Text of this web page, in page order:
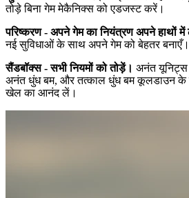
तोड़े बिना गेम मेकैनिक्स को एडजस्ट करें।
परिष्करण - अपने गेम का नियंत्रण अपने हाथों में
नई सुविधाओं के साथ अपने गेम को बेहतर बनाएँ।
सैंडबॉक्स - सभी नियमों को तोड़ें। अनंत यूनिट्स
अनंत धुंध बम, और तत्काल धुंध बम कूलडाउन के
खेल का आनंद लें।